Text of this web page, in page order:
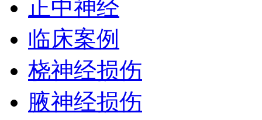
正中神经
临床案例
桡神经损伤
腋神经损伤